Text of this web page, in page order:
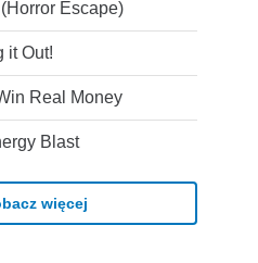
Escape)
it Out!
Real Money
Blast
więcej